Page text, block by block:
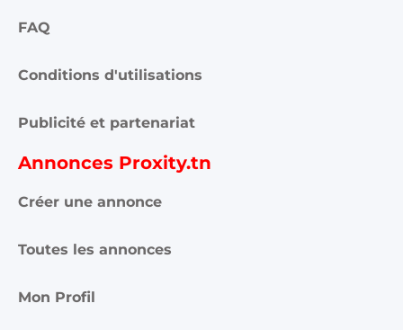
Conditions d'utilisations
Publicité et partenariat
Toutes les annonces
Mon Profil
Mes annonces